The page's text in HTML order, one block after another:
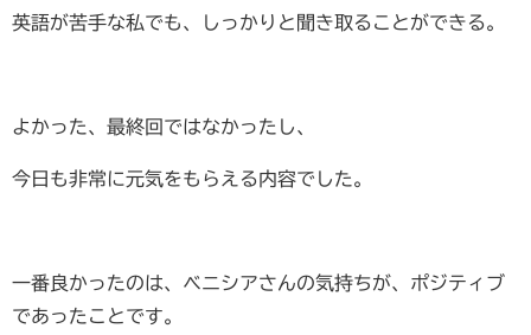
英語が苦手な私でも、しっかりと聞き取ることができる。
よかった、最終回ではなかったし、
今日も非常に元気をもらえる内容でした。
一番良かったのは、ベニシアさんの気持ちが、ポジティブ
であったことです。